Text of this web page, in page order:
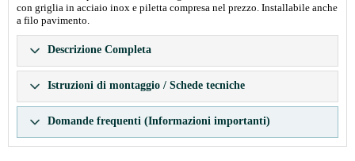
con griglia in acciaio inox e piletta compresa nel prezzo. Installabile anche
a filo pavimento.
Descrizione Completa
Istruzioni di montaggio / Schede tecniche
Domande frequenti (Informazioni importanti)